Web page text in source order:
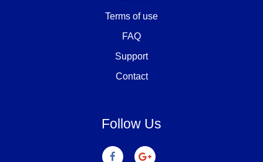
Terms of use
FAQ
Support
Contact
Follow Us